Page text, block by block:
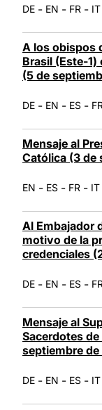
DE - EN - FR - IT
A los obispos
Brasil (Este-
(5 de
DE - EN - ES -
Mensaje al
Católica (3 de
EN - ES - FR - IT
Al Embajador
motivo de la
credenciales
DE - EN - ES -
Mensaje al
Sacerdotes
septiembre
DE - EN - ES - IT